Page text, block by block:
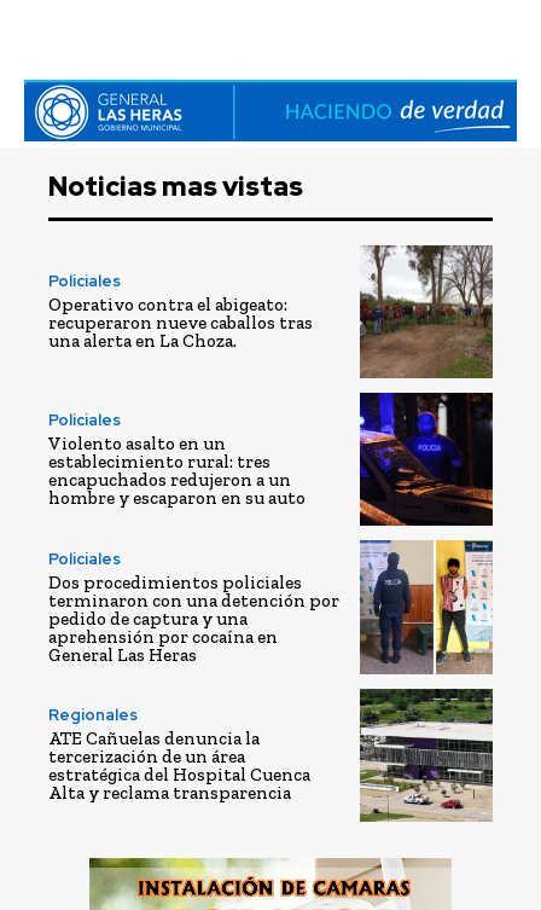
Noticias mas vistas
Policiales
Operativo contra el abigeato:
recuperaron nueve caballos tras
una alerta en La Choza.
Policiales
Violento asalto en un
establecimiento rural: tres
encapuchados redujeron a un
hombre y escaparon en su auto
Policiales
Dos procedimientos policiales
terminaron con una detención por
pedido de captura y una
aprehensión por cocaína en
General Las Heras
Regionales
ATE Cañuelas denuncia la
tercerización de un área
estratégica del Hospital Cuenca
Alta y reclama transparencia